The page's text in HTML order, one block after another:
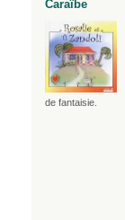
Caraïbe
de fantaisie.